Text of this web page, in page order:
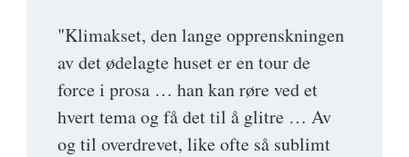
"Klimakset, den lange opprenskningen
av det ødelagte huset er en tour de
force i prosa … han kan røre ved et
hvert tema og få det til å glitre … Av
og til overdrevet, like ofte så sublimt